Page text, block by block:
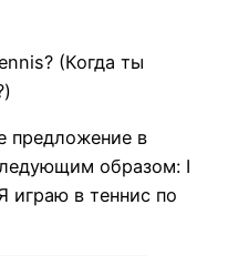
(Когда ты
предложение в
образом: I
играю в теннис по